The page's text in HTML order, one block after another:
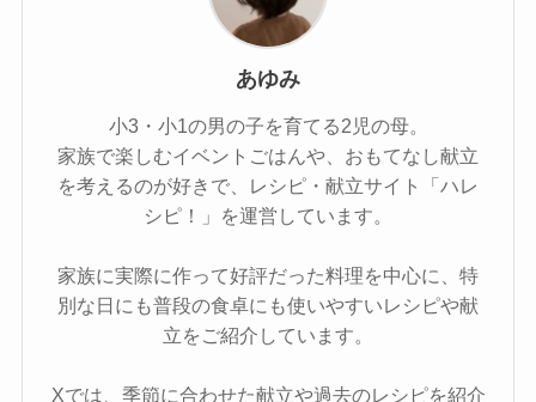
あゆみ
小3・小1の男の子を育てる2児の母。
家族で楽しむイベントごはんや、おもてなし献立
を考えるのが好きで、レシピ・献立サイト「ハレ
シピ！」を運営しています。
家族に実際に作って好評だった料理を中心に、特
別な日にも普段の食卓にも使いやすいレシピや献
立をご紹介しています。
Xでは、季節に合わせた献立や過去のレシピを紹介